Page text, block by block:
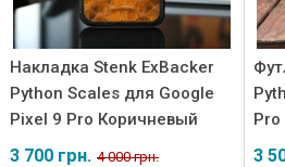
Накладка Stenk ExBacker
Python Scales для Google
Pixel 9 Pro Коричневый
3 700 грн. 4 000 грн. 3